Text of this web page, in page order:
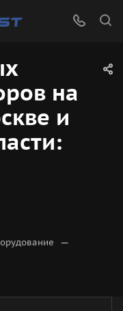
на
и
—